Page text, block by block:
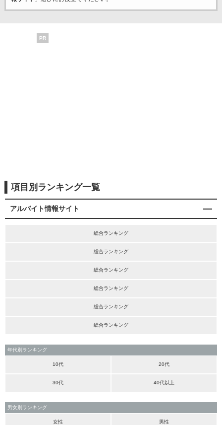
PR
項目別ランキング一覧
アルバイト情報サイト
総合ランキング
総合ランキング
総合ランキング
総合ランキング
総合ランキング
総合ランキング
年代別ランキング
10代 20代
30代 40代以上
男女別ランキング
女性 男性